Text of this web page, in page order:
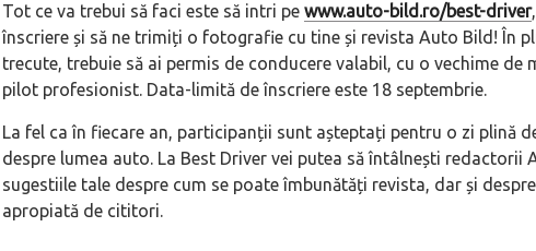
Tot ce va trebui să faci este să intri pe www.auto-bild.ro/best-driver
înscriere și să ne trimiți o fotografie cu tine și revista Auto Bild! În
trecute, trebuie să ai permis de conducere valabil, cu o vechime de
pilot profesionist. Data-limită de înscriere este 18 septembrie.
La fel ca în fiecare an, participanții sunt așteptați pentru o zi plină
despre lumea auto. La Best Driver vei putea să întâlnești redactorii
sugestiile tale despre cum se poate îmbunătăți revista, dar și
apropiată de cititori.